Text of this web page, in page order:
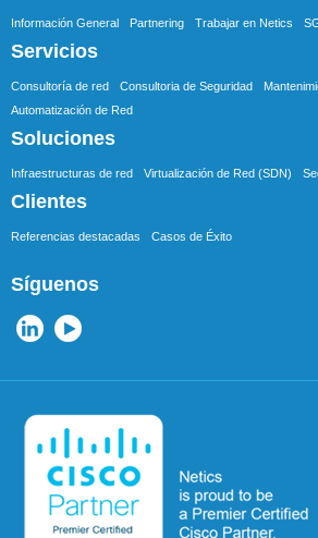
Información General Partnering Trabajar en Netics
Servicios
Consultoría de red Consultoria de Seguridad
Automatización de Red
Soluciones
Infraestructuras de red Virtualización de Red (SDN)
Clientes
Referencias destacadas Casos de Éxito
Síguenos